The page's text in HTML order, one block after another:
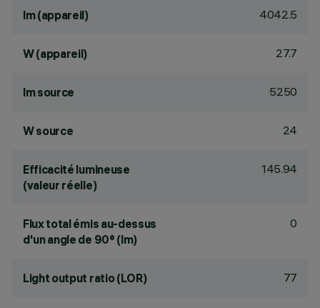
lm (appareil) 4042.5
W (appareil) 27.7
lm source 5250
W source 24
Efficacité lumineuse
(valeur réelle)
145.94
Flux total émis au-dessus
d'un angle de 90° (lm)
0
Light output ratio (LOR) 77